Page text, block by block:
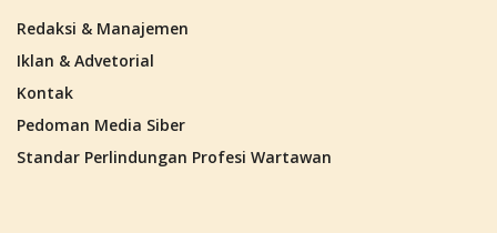
Redaksi & Manajemen
Iklan & Advetorial
Kontak
Pedoman Media Siber
Standar Perlindungan Profesi Wartawan